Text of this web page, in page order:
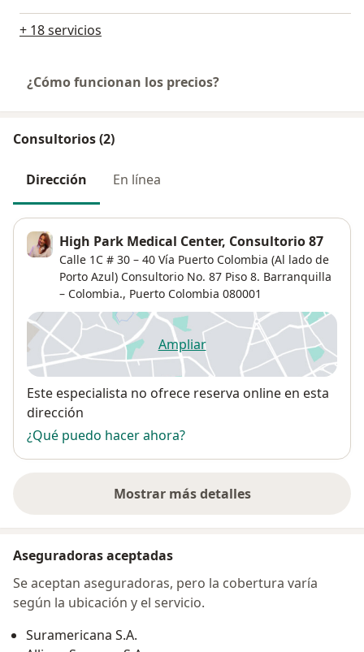
+ 18 servicios
¿Cómo funcionan los precios?
Consultorios (2)
Dirección En línea
High Park Medical Center, Consultorio 87
Calle 1C # 30 – 40 Vía Puerto Colombia (Al lado de
Porto Azul) Consultorio No. 87 Piso 8. Barranquilla
– Colombia., Puerto Colombia 080001
Ampliarse abre en una nueva
Disponibilidad
Este especialista no ofrece reserva online en esta
dirección
¿Qué puedo hacer ahora?
Mostrar más detalles
sobre la dirección
Aseguradoras aceptadas
Se aceptan aseguradoras, pero la cobertura varía
según la ubicación y el servicio.
Suramericana S.A.